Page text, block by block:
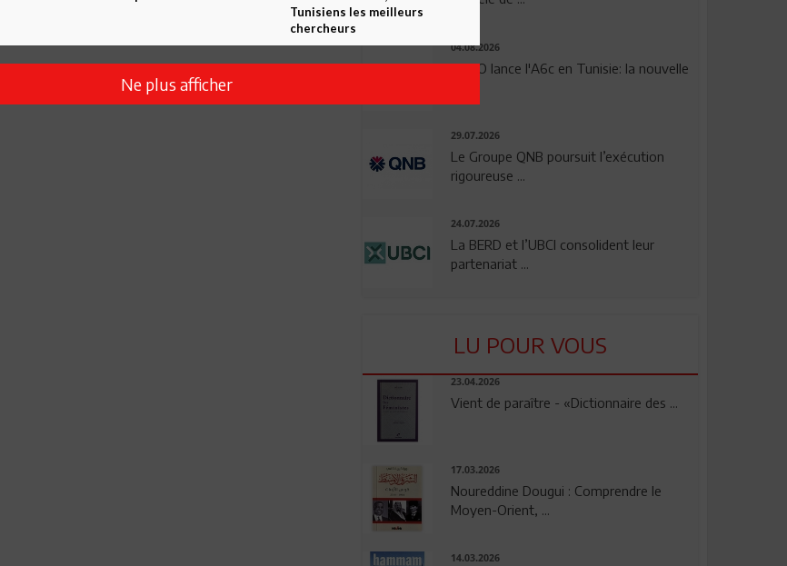
04.08.2026
OPPO lance l'A6c en Tunisie: la nouvelle
29.07.2026
Le Groupe QNB poursuit l’exécution
rigoureuse ...
24.07.2026
La BERD et l’UBCI consolident leur
partenariat ...
LU POUR VOUS
23.04.2026
Vient de paraître - «Dictionnaire des ...
17.03.2026
Noureddine Dougui : Comprendre le
Moyen-Orient, ...
14.03.2026
Tunisiens les meilleurs
chercheurs
Ne plus afficher